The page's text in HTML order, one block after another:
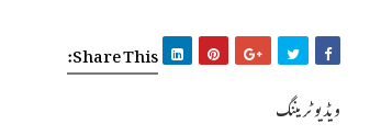
Share This:
ویڈیو ٹریننگ